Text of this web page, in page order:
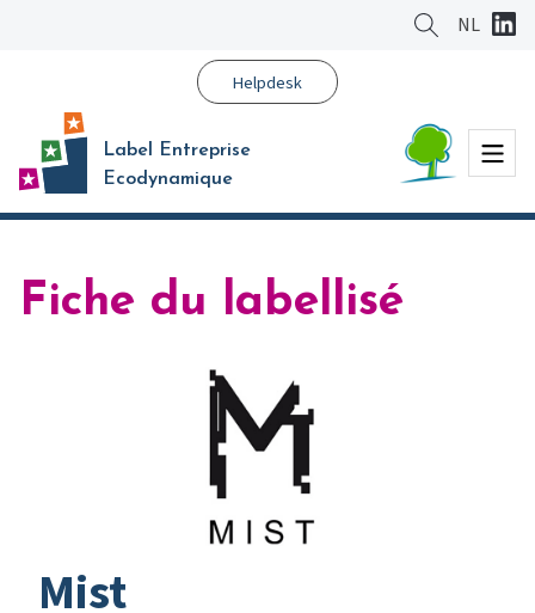
NL
Helpdesk
Label Entreprise
Ecodynamique
Menu
Fiche du labellisé
Mist